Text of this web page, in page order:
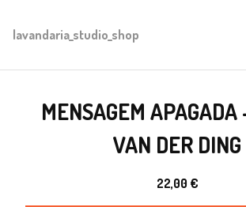
lavandaria_studio_shop
MENSAGEM
VAN DER DING
22,00 €